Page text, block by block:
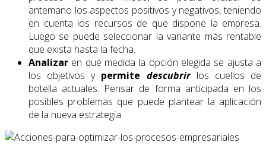
antemano los aspectos positivos y negativos, teniendo
en cuenta los recursos de que dispone la empresa.
Luego se puede seleccionar la variante más rentable
que exista hasta la fecha.
Analizar en qué medida la opción elegida se ajusta a
los objetivos y permite descubrirlos cuellos de
botella actuales. Pensar de forma anticipada en los
posibles problemas que puede plantear la aplicación
de la nueva estrategia.